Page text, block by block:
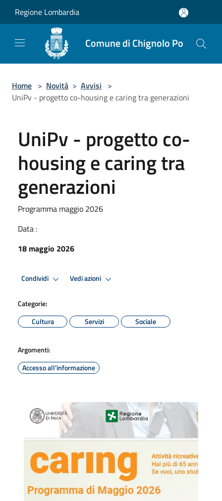
Regione Lombardia
Comune di Chignolo Po
Home > Novità > Avvisi >
UniPv - progetto co-housing e caring tra generazioni
UniPv - progetto co-
housing e caring tra
generazioni
Programma maggio 2026
Data :
18 maggio 2026
Condividi Vedi azioni
Categorie:
Cultura
Servizi Sociale
Argomenti:
Accesso all'informazione